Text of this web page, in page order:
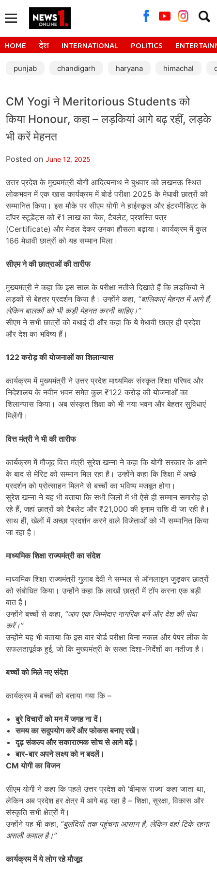
for:
HOME देश INTERNATIONAL POLITICS
punjab chandigarh haryana himachal
CM Yogi ने Meritorious Students को
किया Honour, कहा – लड़कियां आगे बढ़ रहीं, लड़के
भी करें मेहनत
Posted on June 12, 2025
उत्तर प्रदेश के मुख्यमंत्री योगी आदित्यनाथ ने बुधवार को लखनऊ स्थित
लोकभवन में एक खास कार्यक्रम में बोर्ड परीक्षा 2025 के मेधावी छात्रों को
सम्मानित किया। इस मौके पर सीएम योगी ने हाईस्कूल और इंटरमीडिएट के
टॉपर स्टूडेंट्स को ₹1 लाख का चेक, टैबलेट, प्रशस्ति पत्र
(Certificate) और मेडल देकर उनका हौसला बढ़ाया। कार्यक्रम में कुल
166 मेधावी छात्रों को यह सम्मान मिला।
सीएम ने की छात्राओं की तारीफ
मुख्यमंत्री ने कहा कि इस साल के परीक्षा नतीजे दिखाते हैं कि लड़कियों ने
लड़कों से बेहतर प्रदर्शन किया है। उन्होंने कहा, “बालिकाएं मेहनत में आगे हैं,
लेकिन बालकों को भी कड़ी मेहनत करनी चाहिए।”
सीएम ने सभी छात्रों को बधाई दी और कहा कि ये मेधावी छात्र ही प्रदेश
और देश का भविष्य हैं।
122करोड़ की योजनाओं का शिलान्यास
कार्यक्रम में मुख्यमंत्री ने उत्तर प्रदेश माध्यमिक संस्कृत शिक्षा परिषद और
निदेशालय के नवीन भवन समेत कुल ₹122 करोड़ की योजनाओं का
शिलान्यास किया। अब संस्कृत शिक्षा को भी नया भवन और बेहतर सुविधाएं
मिलेंगी।
वित्त मंत्री ने भी की तारीफ
कार्यक्रम में मौजूद वित्त मंत्री सुरेश खन्ना ने कहा कि योगी सरकार के आने
के बाद से मेरिट को सम्मान मिल रहा है। उन्होंने कहा कि शिक्षा में अच्छे
प्रदर्शन को प्रोत्साहन मिलने से बच्चों का भविष्य मजबूत होगा।
सुरेश खन्ना ने यह भी बताया कि सभी जिलों में भी ऐसे ही सम्मान समारोह हो
रहे हैं, जहां छात्रों को टैबलेट और ₹21,000 की इनाम राशि दी जा रही है।
साथ ही, खेलों में अच्छा प्रदर्शन करने वाले विजेताओं को भी सम्मानित किया
जा रहा है।
माध्यमिक शिक्षा राज्यमंत्री का संदेश
माध्यमिक शिक्षा राज्यमंत्री गुलाब देवी ने सम्भल से ऑनलाइन जुड़कर छात्रों
को संबोधित किया। उन्होंने कहा कि लाखों छात्रों में टॉप करना एक बड़ी
बात है।
उन्होंने बच्चों से कहा, “आप एक जिम्मेदार नागरिक बनें और देश की सेवा
करें।”
उन्होंने यह भी बताया कि इस बार बोर्ड परीक्षा बिना नकल और पेपर लीक के
सफलतापूर्वक हुई, जो कि मुख्यमंत्री के सख्त दिशा-निर्देशों का नतीजा है।
बच्चों को मिले नए संदेश
कार्यक्रम में बच्चों को बताया गया कि –
बुरे विचारों को मन में जगह ना दें।
समय का सदुपयोग करें और फोकस बनाए रखें।
दृढ़ संकल्प और सकारात्मक सोच से आगे बढ़ें।
बार-बार अपने लक्ष्य को न बदलें।
CMयोगी का विजन
सीएम योगी ने कहा कि पहले उत्तर प्रदेश को ‘बीमारू राज्य’ कहा जाता था,
लेकिन अब प्रदेश हर क्षेत्र में आगे बढ़ रहा है – शिक्षा, सुरक्षा, विकास और
संस्कृति सभी क्षेत्रों में।
उन्होंने यह भी कहा, “बुलंदियों तक पहुंचना आसान है, लेकिन वहां टिके रहना
असली कमाल है।”
कार्यक्रम में ये लोग रहे मौजूद